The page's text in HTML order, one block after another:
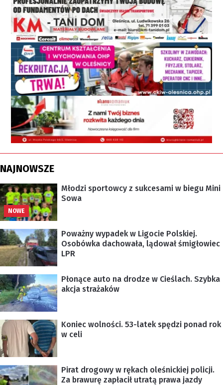
NAJNOWSZE
NOWE
Młodzi sportowcy z sukcesami w biegu Mini
Sowa
Poważny wypadek w Ligocie Polskiej.
Osobówka dachowała, lądował śmigłowiec
LPR
Płonące auto na drodze w Cieślach. Szybka
akcja strażaków
Koniec wolności. 53-latek spędzi ponad rok
w celi
Pirat drogowy w rękach oleśnickiej policji.
Za brawurę zapłacił utratą prawa jazdy